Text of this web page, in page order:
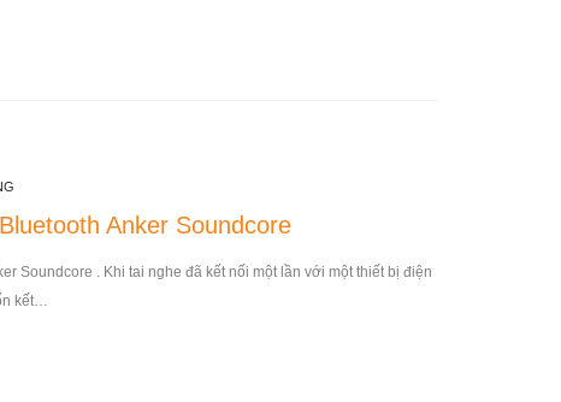
Anker Soundcore
Soundcore . Khi tai nghe đã kết nối một lần với một thiết bị điện
kết…